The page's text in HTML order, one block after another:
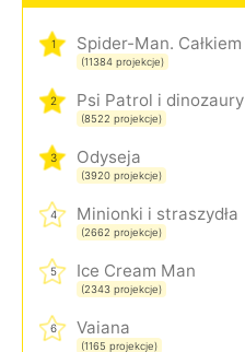
1
(11384 projekcje)
2 Psi Patrol i dinozaury
(8522 projekcje)
3 Odyseja
(3920 projekcje)
4 Minionki i straszydła
(2662 projekcje)
5 Ice Cream Man
(2343 projekcje)
6 Vaiana
(1165 projekcje)